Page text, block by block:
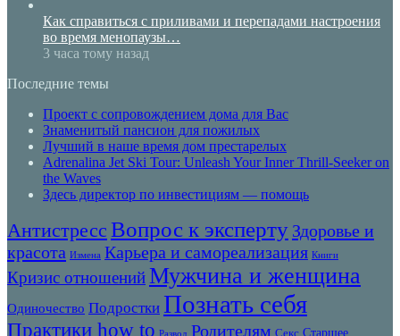
Как справиться с приливами и перепадами настроения
во время менопаузы…
3 часа тому назад
Последние темы
Проект с сопровождением дома для Вас
Знаменитый пансион для пожилых
Лучший в наше время дом престарелых
Adrenalina Jet Ski Tour: Unleash Your Inner Thrill-Seeker on
the Waves
Здесь директор по инвестициям — помощь
Антистресс Вопрос к эксперту Здоровье и
красота Измена Карьера и самореализация Книги
Кризис отношений Мужчина и женщина
Одиночество Подростки Познать себя
Практики how to Развод Родителям Секс Старшее